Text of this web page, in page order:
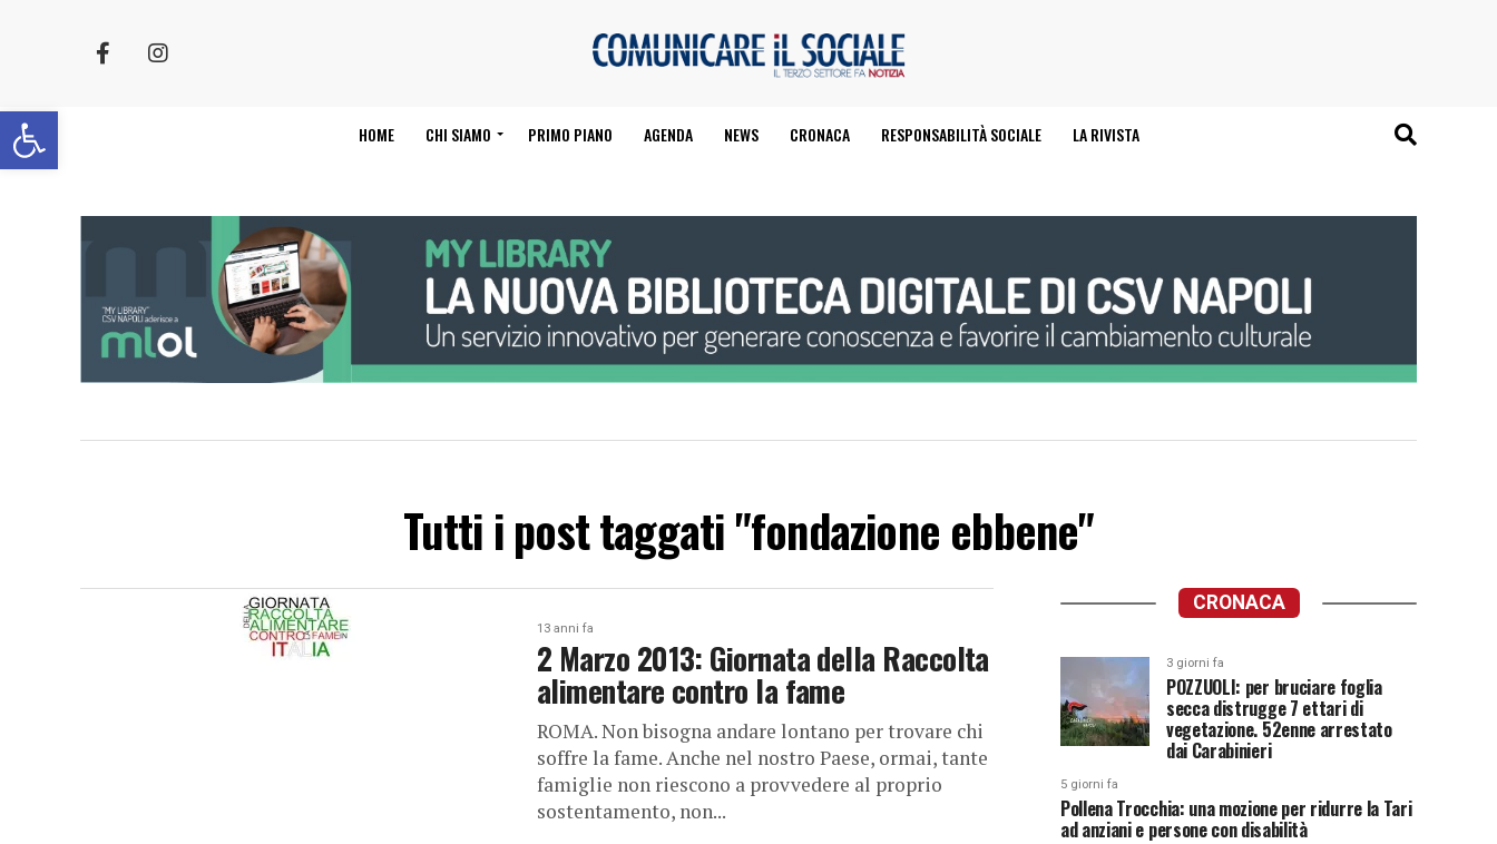
Apri la barra degli strumenti HOME CHI SIAMO PRIMO PIANO AGENDA NEWS CRONACA RESPONSABILITÀ SOCIALE LA RIVISTA
Tutti i post taggati "fondazione ebbene"
13 anni fa
2 Marzo 2013: Giornata della Raccolta
alimentare contro la fame
ROMA. Non bisogna andare lontano per trovare chi
soffre la fame. Anche nel nostro Paese, ormai, tante
famiglie non riescono a provvedere al proprio
sostentamento, non...
CRONACA
3 giorni fa
POZZUOLI: per bruciare foglia
secca distrugge 7 ettari di
vegetazione. 52enne arrestato
dai Carabinieri
5 giorni fa
Pollena Trocchia: una mozione per ridurre la Tari
ad anziani e persone con disabilità